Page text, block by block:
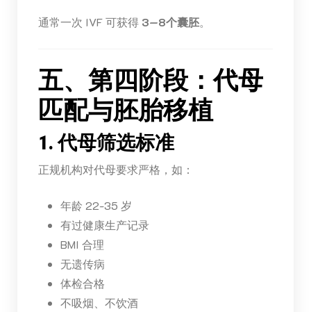
通常一次 IVF 可获得 3—8个囊胚。
五、第四阶段：代母
匹配与胚胎移植
1. 代母筛选标准
正规机构对代母要求严格，如：
年龄 22-35 岁
有过健康生产记录
BMI 合理
无遗传病
体检合格
不吸烟、不饮酒